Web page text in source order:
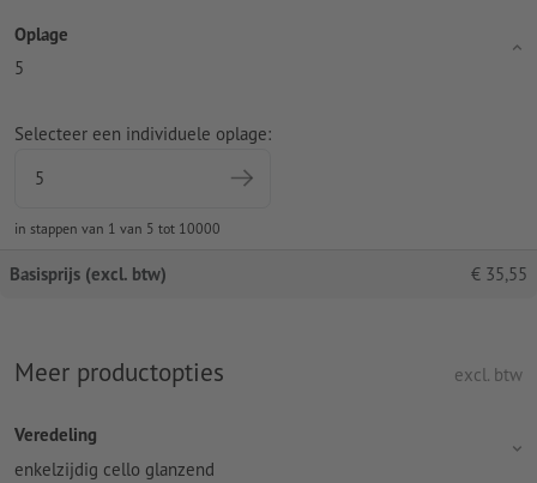
Oplage
5
Selecteer een individuele oplage:
in stappen van 1 van 5 tot 10000
Basisprijs (excl. btw) € 35,55
Meer productopties excl. btw
Veredeling
enkelzijdig cello glanzend